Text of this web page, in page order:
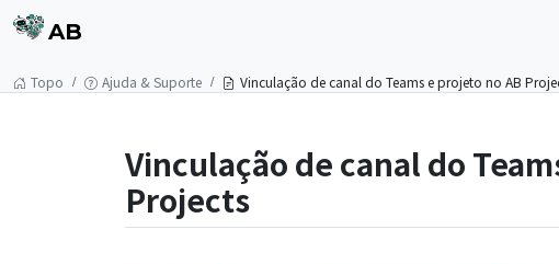
AB
Topo Ajuda & Suporte Vinculação de canal do Teams e projeto no AB
Vinculação de canal do
Projects